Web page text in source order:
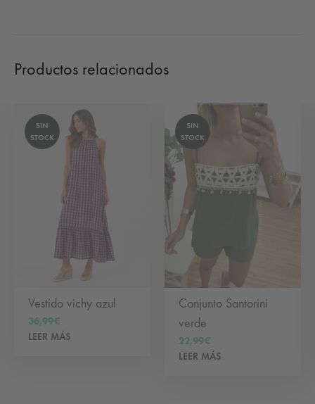
Productos relacionados
SIN
STOCK
Vestido vichy azul
36,99€
LEER MÁS
SIN
STOCK
Conjunto Santorini
verde
22,99€
LEER MÁS